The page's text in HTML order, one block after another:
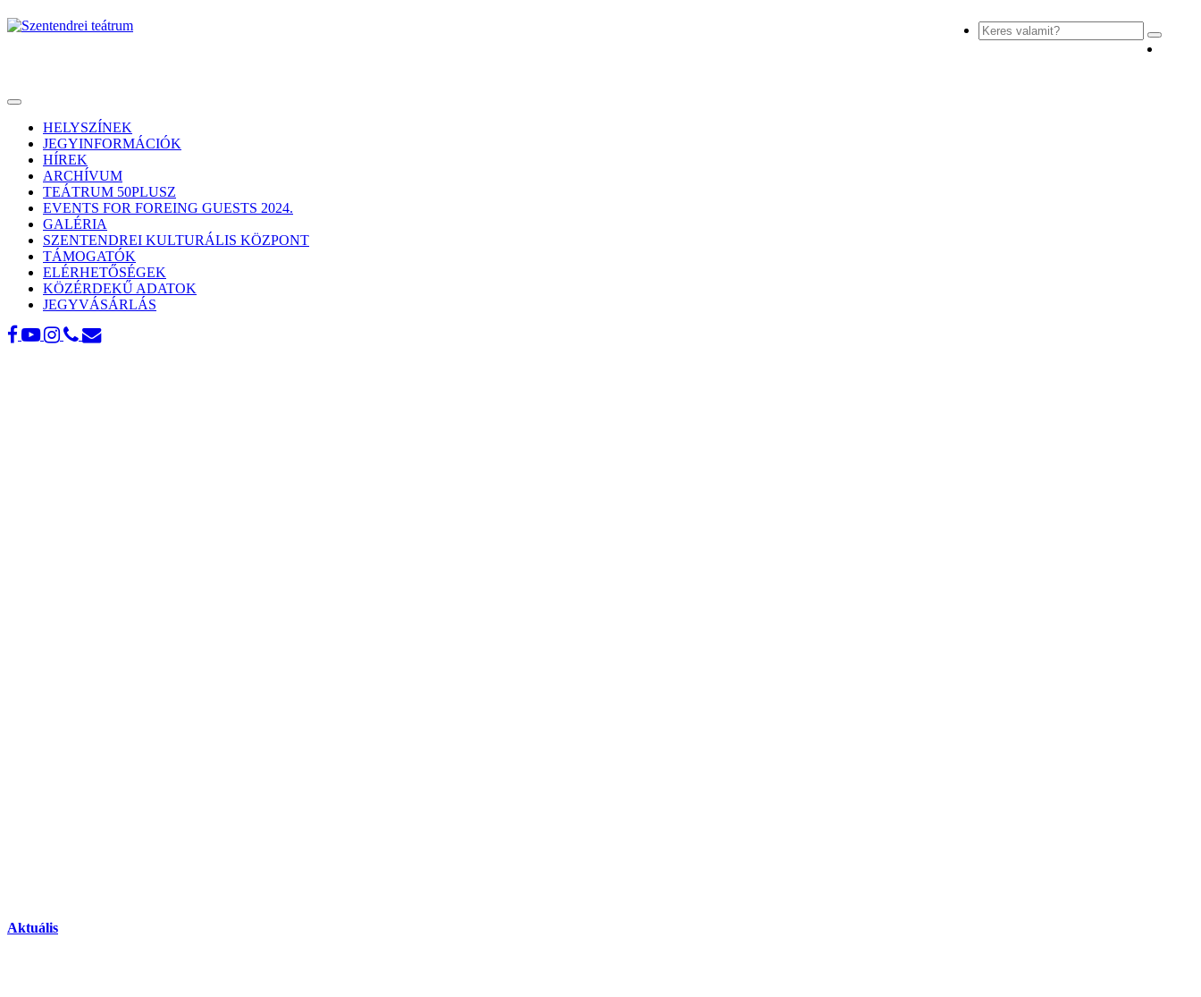
Toggle
navigationHELYSZÍNEK
JEGYINFORMÁCIÓK
HÍREK
ARCHÍVUM
TEÁTRUM 50PLUSZ
EVENTS FOR FOREING GUESTS 2024.
GALÉRIA
SZENTENDREI KULTURÁLIS KÖZPONT
TÁMOGATÓK
ELÉRHETŐSÉGEK
KÖZÉRDEKŰ ADATOK
JEGYVÁSÁRLÁS
Aktuális